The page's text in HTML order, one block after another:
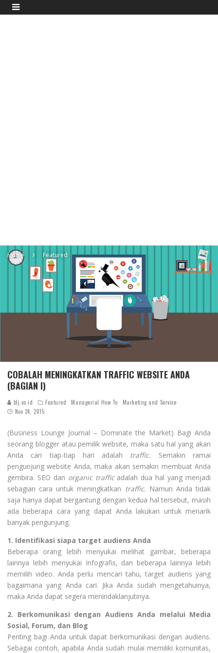
Home Featured
COBALAH MENINGKATKAN TRAFFIC WEBSITE ANDA
(BAGIAN I)
blj.co.id Featured Managerial How To
Marketing and Service
Nov 24, 2015
(Business Lounge Journal – Dominate the Market) Bagi Anda
seorang blogger atau pemilik website, maka satu hal yang akan
Anda cari tiap-tiap hari adalah traffic. Semakin ramai
pengunjung website Anda, maka akan semakin membuat Anda
gembira. SEO dan organic trafficadalah dua hal yang menjadi
sebagian cara untuk meningkatkan traffic. Namun Anda tidak
saja hanya dapat bergantung dengan kedua hal tersebut, masih
ada beberapa cara yang dapat Anda lakukan untuk menarik
banyak pengunjung.
1. Identifikasi siapa target audiens Anda
Beberapa orang lebih menyukai melihat gambar, beberapa
lainnya lebih menyukai Infografis, dan beberapa lainnya lebih
memilih video. Anda perlu mencari tahu, target audiens yang
bagaimana yang Anda cari. Jika Anda sudah mengetahuinya,
maka Anda dapat segera menindaklanjutinya.
2. Berkomunikasi dengan Audiens Anda melalui Media
Sosial, Forum, dan Blog
Penting bagi Anda untuk dapat berkomunikasi dengan audiens.
Sebagai contoh, apabila Anda sudah mulai memiliki komunitas,